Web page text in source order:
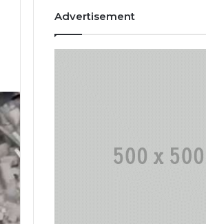
Advertisement